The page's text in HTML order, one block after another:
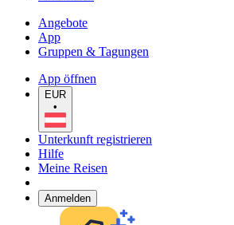
Angebote
App
Gruppen & Tagungen
App öffnen
EUR
•
Unterkunft registrieren
Hilfe
Meine Reisen
Anmelden